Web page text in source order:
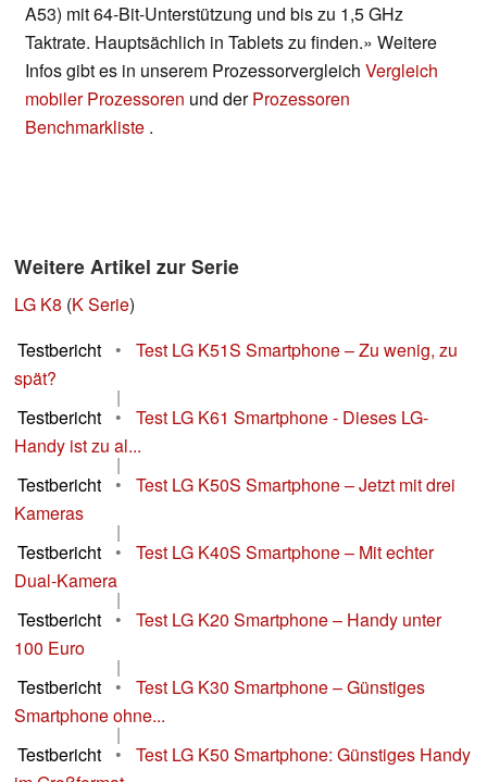
A53) mit 64-Bit-Unterstützung und bis zu 1,5 GHz
Taktrate. Hauptsächlich in Tablets zu finden.» Weitere
Infos gibt es in unserem Prozessorvergleich Vergleich
mobiler Prozessoren und derProzessoren
Benchmarkliste .
Weitere Artikel zur Serie
LG K8 (K Serie)
Testbericht
•
Test LG K51S Smartphone – Zu wenig, zu
spät?
|
Testbericht
•
Test LG K61 Smartphone - Dieses LG-
Handy ist zu al...
|
Testbericht
•
Test LG K50S Smartphone – Jetzt mit drei
Kameras
|
Testbericht
•
Test LG K40S Smartphone – Mit echter
Dual-Kamera
|
Testbericht
•
Test LG K20 Smartphone – Handy unter
100 Euro
|
Testbericht
•
Test LG K30 Smartphone – Günstiges
Smartphone ohne...
|
Testbericht
•
Test LG K50 Smartphone: Günstiges Handy